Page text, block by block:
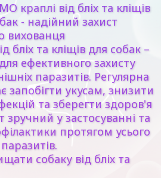
краплі від бліх та кліщів
- надійний захист
вихованця
бліх та кліщів для собак –
ефективного захисту
паразитів. Регулярна
запобігти укусам, знизити
та зберегти здоров'я
у застосуванні та
протягом усього
собаку від бліх та